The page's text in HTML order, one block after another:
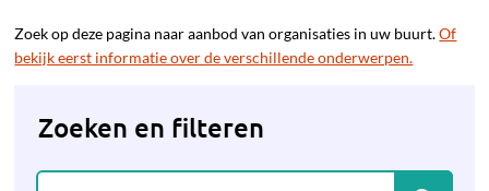
Zoek op deze pagina naar aanbod van organisaties in uw buurt.Of
bekijk eerst informatie over de verschillende onderwerpen.
Zoeken en filteren